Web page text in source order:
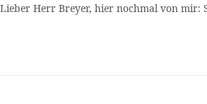
Lieber Herr Breyer, hier nochmal von mir: